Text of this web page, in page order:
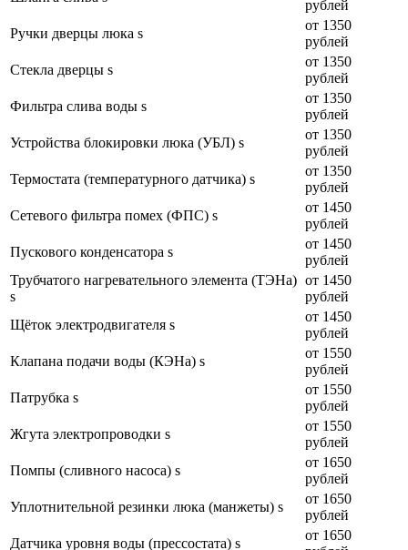
рублей
Ручки дверцы люка s
от 1350
рублей
Стекла дверцы s
от 1350
рублей
Фильтра слива воды s
от 1350
рублей
Устройства блокировки люка (УБЛ) s
от 1350
рублей
Термостата (температурного датчика) s
от 1350
рублей
Сетевого фильтра помех (ФПС) s
от 1450
рублей
Пускового конденсатора s
от 1450
рублей
Трубчатого нагревательного элемента (ТЭНа)
s
от 1450
рублей
Щёток электродвигателя s
от 1450
рублей
Клапана подачи воды (КЭНа) s
от 1550
рублей
Патрубка s
от 1550
рублей
Жгута электропроводки s
от 1550
рублей
Помпы (сливного насоса) s
от 1650
рублей
Уплотнительной резинки люка (манжеты) s
от 1650
рублей
Датчика уровня воды (прессостата) s
от 1650